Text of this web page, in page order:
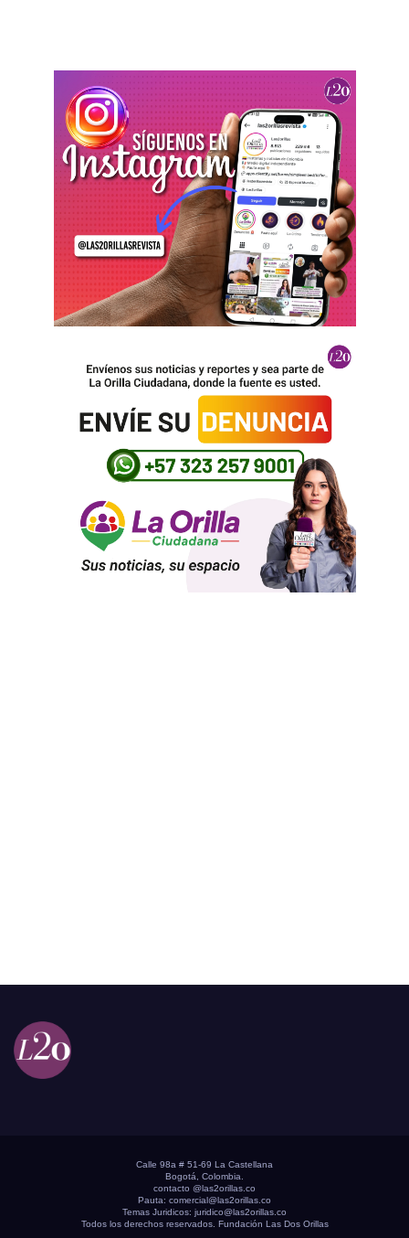
Calle 98a # 51-69 La Castellana
Bogotá, Colombia.
contacto @las2orillas.co
Pauta: comercial@las2orillas.co
Temas Juridicos: juridico@las2orillas.co
Todos los derechos reservados. Fundación Las Dos Orillas